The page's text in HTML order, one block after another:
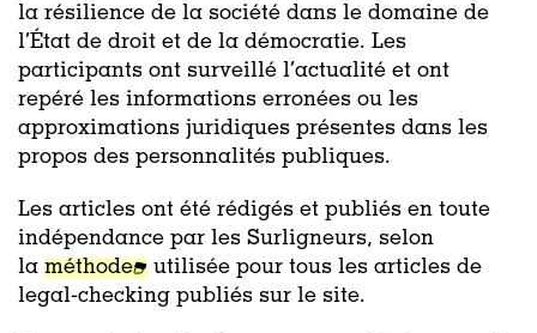
la résilience de la société dans le domaine de
l’État de droit et de la démocratie. Les
participants ont surveillé l’actualité et ont
repéré les informations erronées ou les
approximations juridiques présentes dans les
propos des personnalités publiques.
Les articles ont été rédigés et publiés en toute
indépendance par les Surligneurs, selon
la méthode
utilisée pour tous les articles de
legal-checking publiés sur le site.